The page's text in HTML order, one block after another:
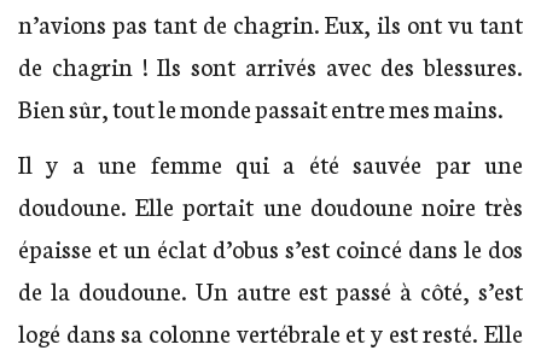
n’avions pas tant de chagrin. Eux, ils ont vu tant
de chagrin ! Ils sont arrivés avec des blessures.
Bien sûr, tout le monde passait entre mes mains.
Il y a une femme qui a été sauvée par une
doudoune. Elle portait une doudoune noire très
épaisse et un éclat d’obus s’est coincé dans le dos
de la doudoune. Un autre est passé à côté, s’est
logé dans sa colonne vertébrale et y est resté. Elle